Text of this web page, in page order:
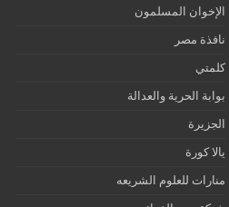
الإخوان المسلمون
نافذة مصر
كلمتي
بوابة الحرية والعدالة
الجزيرة
يالا كورة
منارات للعلوم الشريعه